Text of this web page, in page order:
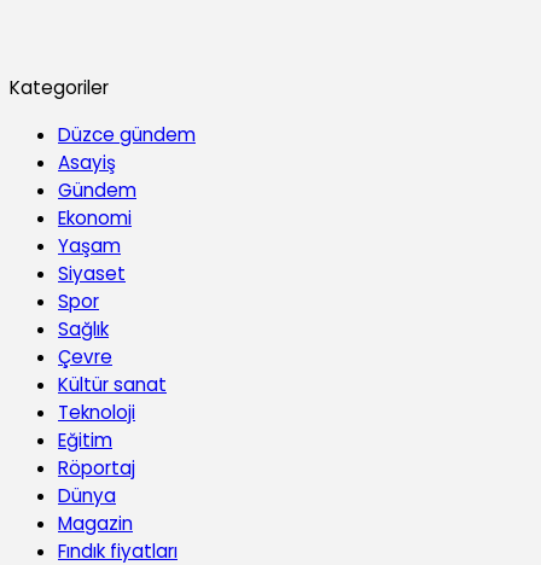
Kategoriler
Düzce gündem
Asayiş
Gündem
Ekonomi
Yaşam
Siyaset
Spor
Sağlık
Çevre
Kültür sanat
Teknoloji
Eğitim
Röportaj
Dünya
Magazin
Fındık fiyatları